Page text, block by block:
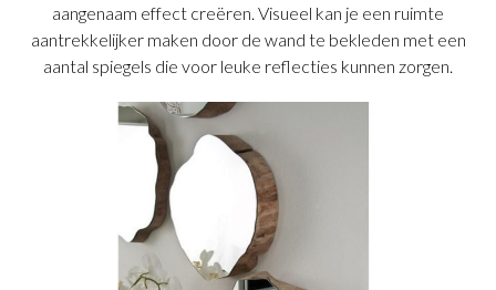
aangenaam effect creëren. Visueel kan je een ruimte
aantrekkelijker maken door de wand te bekleden met een
aantal spiegels die voor leuke reflecties kunnen zorgen.